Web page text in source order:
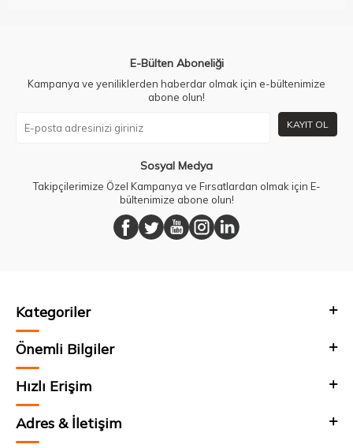
E-Bülten Aboneliği
Kampanya ve yeniliklerden haberdar olmak için e-bültenimize
abone olun!
KAYIT OL
Sosyal Medya
Takipçilerimize Özel Kampanya ve Fırsatlardan olmak için E-
bültenimize abone olun!
Kategoriler
Önemli Bilgiler
Hızlı Erişim
Adres & İletişim